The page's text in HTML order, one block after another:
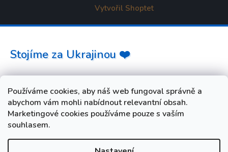
Používáme cookies, aby náš web fungoval správně a
abychom vám mohli nabídnout relevantní obsah.
Marketingové cookies používáme pouze s vaším
souhlasem.
Vytvořil Shoptet
Stojíme za Ukrajinou ❤️
Jak a čím pomoci »